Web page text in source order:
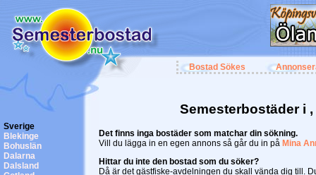
Bostad Sökes
Sverige
Blekinge
Bohuslän
Dalarna
Dalsland
Semesterbostäder i
Det finns inga bostäder som matchar din sökning.
Vill du lägga in en egen annons så går du in på Mina
Hittar du inte den bostad som du söker?
Då är det gästfiske-avdelningen du skall vända dig till.